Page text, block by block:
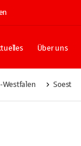
Über uns
Soest